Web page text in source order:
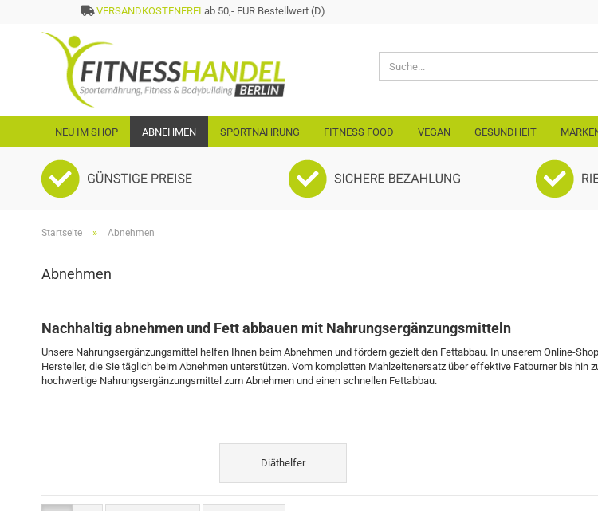
VERSANDKOSTENFREI ab 50,- EUR Bestellwert (D)
NEU IM SHOP ABNEHMEN SPORTNAHRUNG FITNESS FOOD VEGAN GESUNDHEIT
Startseite » Abnehmen
Abnehmen
Nachhaltig abnehmen und Fett abbauen mit Nahrungsergänzungsmitteln
Unsere Nahrungsergänzungsmittel helfen Ihnen beim Abnehmen und fördern gezielt den Fettabbau. In unserem Online-
Hersteller, die Sie täglich beim Abnehmen unterstützen. Vom kompletten Mahlzeitenersatz über effektive Fatburner bis
hochwertige Nahrungsergänzungsmittel zum Abnehmen und einen schnellen Fettabbau.
Diäthelfer